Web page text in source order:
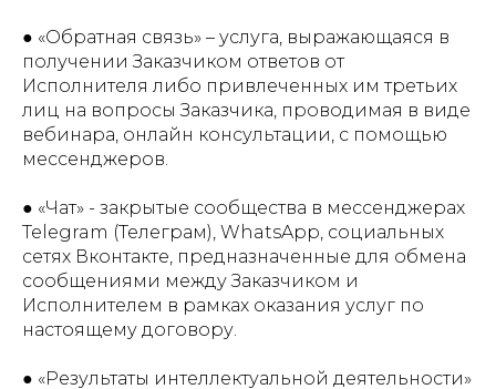
● «Обратная связь» – услуга, выражающаяся в
получении Заказчиком ответов от
Исполнителя либо привлеченных им третьих
лиц на вопросы Заказчика, проводимая в виде
вебинара, онлайн консультации, с помощью
мессенджеров.
● «Чат» - закрытые сообщества в мессенджерах
Telegram (Телеграм), WhatsApp, социальных
сетях Вконтакте, предназначенные для обмена
сообщениями между Заказчиком и
Исполнителем в рамках оказания услуг по
настоящему договору.
● «Результаты интеллектуальной деятельности»